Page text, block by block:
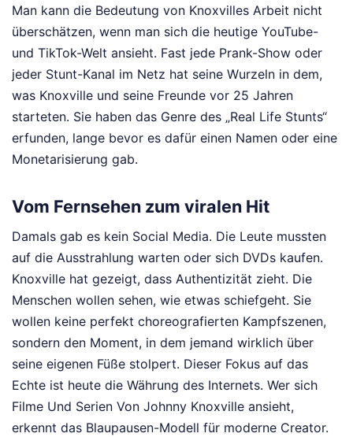
Man kann die Bedeutung von Knoxvilles Arbeit nicht
überschätzen, wenn man sich die heutige YouTube-
und TikTok-Welt ansieht. Fast jede Prank-Show oder
jeder Stunt-Kanal im Netz hat seine Wurzeln in dem,
was Knoxville und seine Freunde vor 25 Jahren
starteten. Sie haben das Genre des „Real Life Stunts“
erfunden, lange bevor es dafür einen Namen oder eine
Monetarisierung gab.
Vom Fernsehen zum viralen Hit
Damals gab es kein Social Media. Die Leute mussten
auf die Ausstrahlung warten oder sich DVDs kaufen.
Knoxville hat gezeigt, dass Authentizität zieht. Die
Menschen wollen sehen, wie etwas schiefgeht. Sie
wollen keine perfekt choreografierten Kampfszenen,
sondern den Moment, in dem jemand wirklich über
seine eigenen Füße stolpert. Dieser Fokus auf das
Echte ist heute die Währung des Internets. Wer sich
Filme Und Serien Von Johnny Knoxville ansieht,
erkennt das Blaupausen-Modell für moderne Creator.